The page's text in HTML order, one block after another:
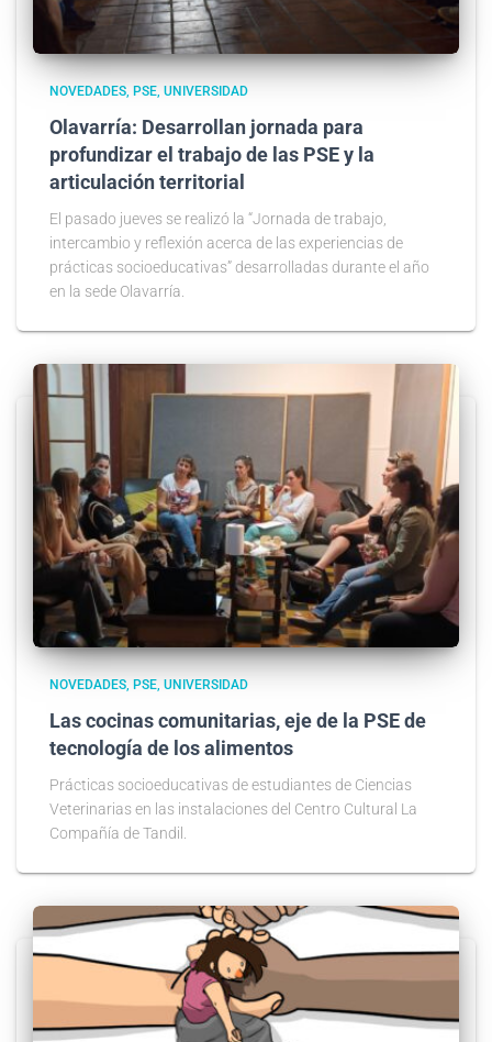
NOVEDADES PSE UNIVERSIDAD
Olavarría: Desarrollan jornada para
profundizar el trabajo de las PSE y la
articulación territorial
El pasado jueves se realizó la “Jornada de trabajo,
intercambio y reflexión acerca de las experiencias de
prácticas socioeducativas” desarrolladas durante el año
en la sede Olavarría.
NOVEDADES PSE UNIVERSIDAD
Las cocinas comunitarias, eje de la PSE de
tecnología de los alimentos
Prácticas socioeducativas de estudiantes de Ciencias
Veterinarias en las instalaciones del Centro Cultural La
Compañía de Tandil.